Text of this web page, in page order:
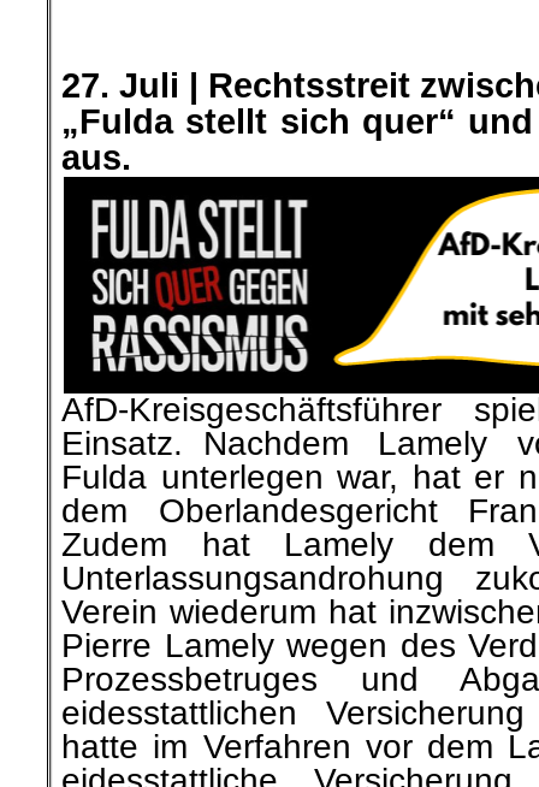
27. Juli | Rechtsstreit
„Fulda stellt sich quer“
aus.
AfD-Kreisgeschäftsführer
Einsatz. Nachdem Lamely
Fulda unterlegen war, hat er
dem Oberlandesgericht
Zudem hat Lamely dem
Unterlassungsandrohung
Verein wiederum hat
Pierre Lamely wegen des
Prozessbetruges und
eidesstattlichen
hatte im Verfahren vor dem